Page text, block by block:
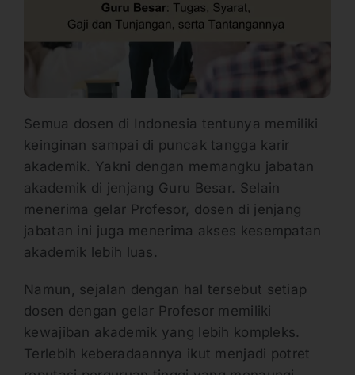
Semua dosen di Indonesia tentunya memiliki
keinginan sampai di puncak tangga karir
akademik. Yakni dengan memangku jabatan
akademik di jenjang Guru Besar. Selain
menerima gelar Profesor, dosen di jenjang
jabatan ini juga menerima akses kesempatan
akademik lebih luas.
Namun, sejalan dengan hal tersebut setiap
dosen dengan gelar Profesor memiliki
kewajiban akademik yang lebih kompleks.
Terlebih keberadaannya ikut menjadi potret